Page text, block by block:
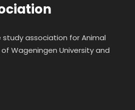
study association for Animal
Wageningen University and